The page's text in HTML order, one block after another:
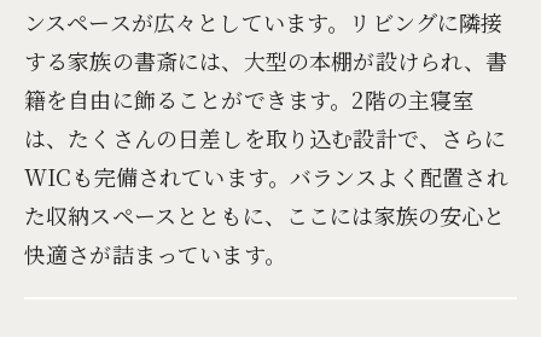
ンスペースが広々としています。リビングに隣接
する家族の書斎には、大型の本棚が設けられ、書
籍を自由に飾ることができます。2階の主寝室
は、たくさんの日差しを取り込む設計で、さらに
WICも完備されています。バランスよく配置され
た収納スペースとともに、ここには家族の安心と
快適さが詰まっています。